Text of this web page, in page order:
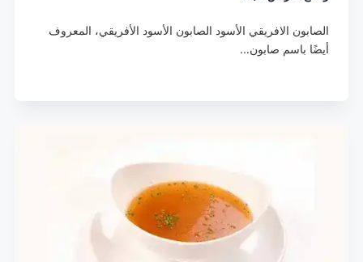
الصابون الافريقي الأسود الصابون الأسود الأفريقي، المعروف
أيضًا باسم صابون…